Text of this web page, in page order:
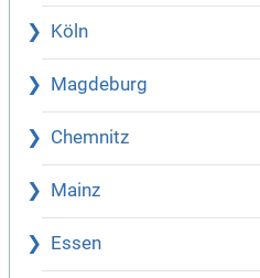
Köln
Magdeburg
Chemnitz
Mainz
Essen